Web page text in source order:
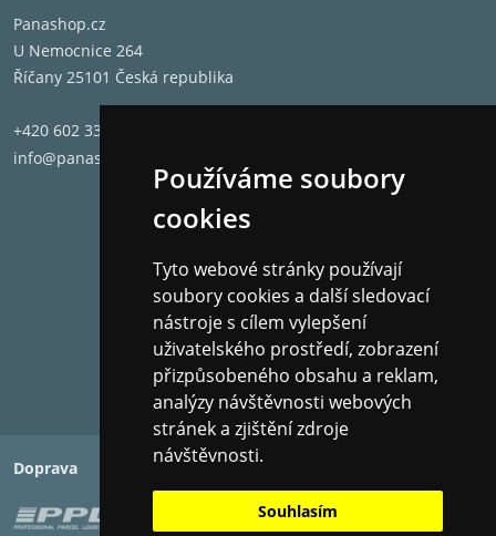
Používáme soubory
cookies
Tyto webové stránky používají
soubory cookies a další sledovací
nástroje s cílem vylepšení
uživatelského prostředí, zobrazení
přizpůsobeného obsahu a reklam,
analýzy návštěvnosti webových
stránek a zjištění zdroje
návštěvnosti.
Souhlasím
Panashop.cz
U Nemocnice 264
Říčany 25101 Česká republika
+420 602 331 662
info@panashop.cz
Doprava Platba